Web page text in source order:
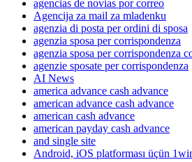
agencias de novias por correo
Agencija za mail za mladenku
agenzia di posta per ordini di sposa
agenzia sposa per corrispondenza
agenzia sposa per corrispondenza
agenzie sposate per corrispondenza
AI News
america advance cash advance
american advance cash advance
american cash advance
american payday cash advance
and single site
Android, iOS platforması üçün